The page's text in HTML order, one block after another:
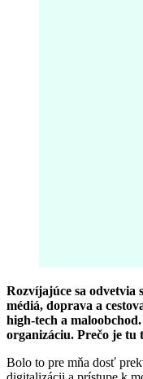
Rozvíjajúce sa odvetvia
médiá, doprava a
high-tech a
organizáciu. Prečo je tu
Bolo to pre mňa dosť